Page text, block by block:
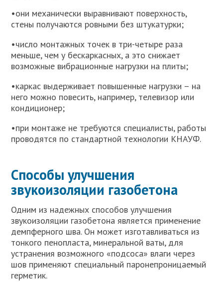
•они механически выравнивают поверхность,
стены получаются ровными без штукатурки;
•число монтажных точек в три-четыре раза
меньше, чем у бескаркасных, а это снижает
возможные вибрационные нагрузки на плиты;
•каркас выдерживает повышенные нагрузки – на
него можно повесить, например, телевизор или
кондиционер;
•при монтаже не требуются специалисты, работы
проводятся по стандартной технологии КНАУФ.
Способы улучшения
звукоизоляции газобетона
Одним из надежных способов улучшения
звукоизоляции газобетона является применение
демпферного шва. Он может изготавливаться из
тонкого пенопласта, минеральной ваты, для
устранения возможного «подсоса» влаги через
шов применяют специальный паронепроницаемый
герметик.